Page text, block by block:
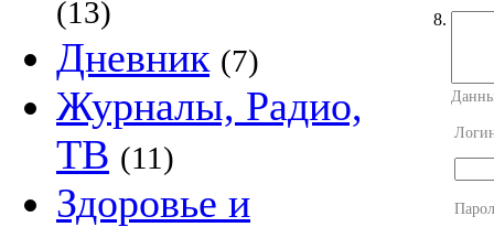
(13)
Дневник (7)
Журналы, Радио,
ТВ (11)
Здоровье и
8.